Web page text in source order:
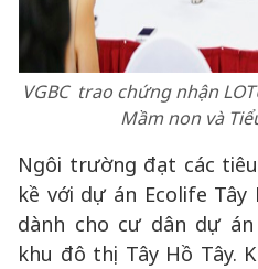
VGBC trao chứng nhận
Mầm non và
Ngôi trường đạt các
kề với dự án Ecolife
dành cho cư dân dự
khu đô thị Tây Hồ Tây.